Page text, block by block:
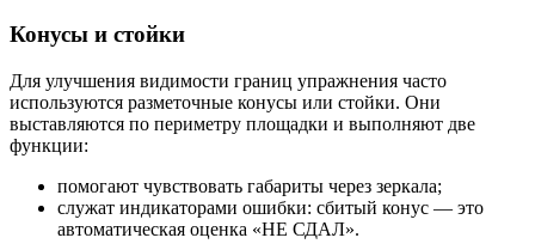
Конусы и стойки
Для улучшения видимости границ упражнения часто
используются разметочные конусы или стойки. Они
выставляются по периметру площадки и выполняют две
функции:
помогают чувствовать габариты через зеркала;
служат индикаторами ошибки: сбитый конус — это
автоматическая оценка «НЕ СДАЛ».